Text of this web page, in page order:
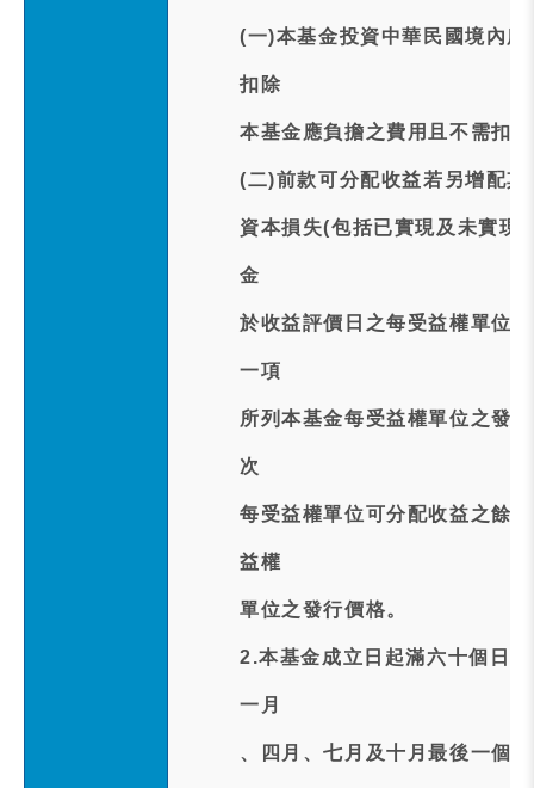
(一)本基金投資中華民國境內
扣除
本基金應負擔之費用且不需扣
(二)前款可分配收益若另增配
資本損失(包括已實現及未實現
金
於收益評價日之每受益權單位
一項
所列本基金每受益權單位之發
次
每受益權單位可分配收益之餘
益權
單位之發行價格。
2.本基金成立日起滿六十個日
一月
、四月、七月及十月最後一個